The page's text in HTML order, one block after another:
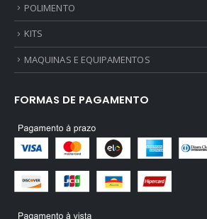
POLIMENTO
KITS
MAQUINAS E EQUIPAMENTOS
FORMAS DE PAGAMENTO